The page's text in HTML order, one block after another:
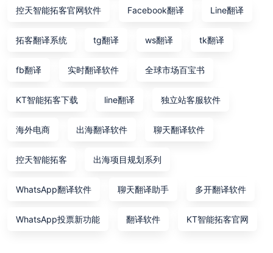
控天智能拓客官网软件 Facebook翻译 Line翻译
拓客翻译系统 tg翻译 ws翻译 tk翻译
fb翻译 实时翻译软件 全球市场百宝书
KT智能拓客下载 line翻译 独立站客服软件
海外电商 出海翻译软件 聊天翻译软件
控天智能拓客 出海项目规划系列
WhatsApp翻译软件 聊天翻译助手 多开翻译软件
WhatsApp投票新功能 翻译软件 KT智能拓客官网